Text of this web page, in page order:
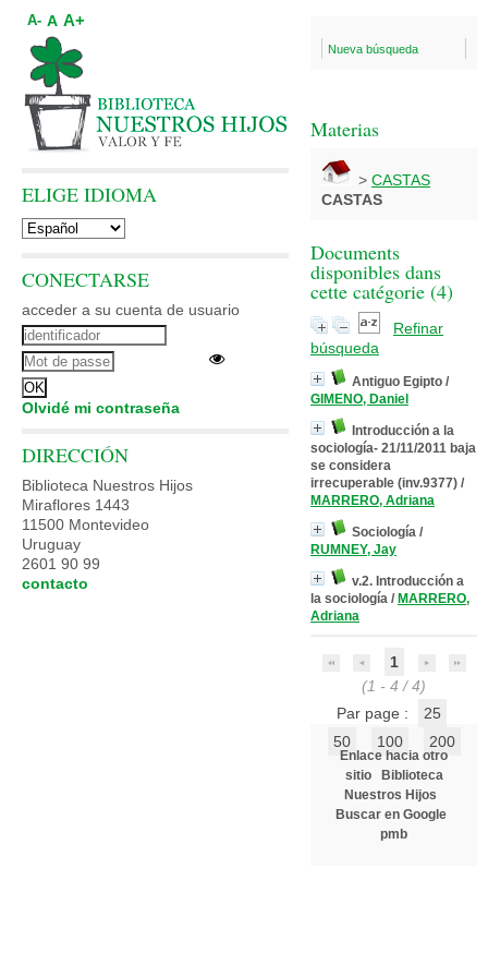
Nueva búsqueda
Materias
> CASTAS
CASTAS
Documents
disponibles dans
cette catégorie (4)
Refinar
búsqueda
Antiguo Egipto /
GIMENO, Daniel
Introducción a la
sociología- 21/11/2011 baja
se considera
irrecuperable (inv.9377) /
MARRERO, Adriana
Sociología /
RUMNEY, Jay
v.2. Introducción a
la sociología / MARRERO,
Adriana
1
(1 - 4 / 4)
Par page :
25
50
100 200
Enlace hacia otro
sitio
Biblioteca
Nuestros Hijos
Buscar en Google
pmb
A- A A+
ELIGE IDIOMA
CONECTARSE
acceder a su cuenta de usuario
Olvidé mi contraseña
DIRECCIÓN
Biblioteca Nuestros Hijos
Miraflores 1443
11500 Montevideo
Uruguay
2601 90 99
contacto